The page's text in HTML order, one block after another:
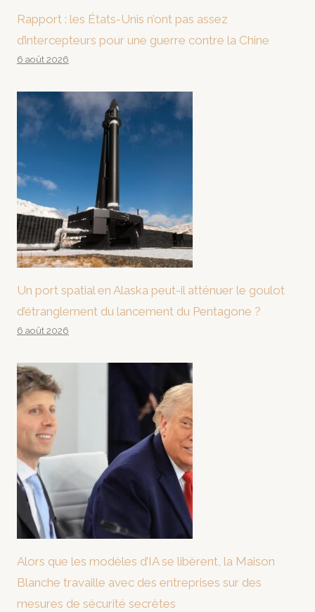
Rapport : les États-Unis n’ont pas assez
d’intercepteurs pour une guerre contre la Chine
6 août 2026
Un port spatial en Alaska peut-il atténuer le goulot
d’étranglement du lancement du Pentagone ?
6 août 2026
Alors que les modèles d’IA se libèrent, la Maison
Blanche travaille avec des entreprises sur des
mesures de sécurité secrètes